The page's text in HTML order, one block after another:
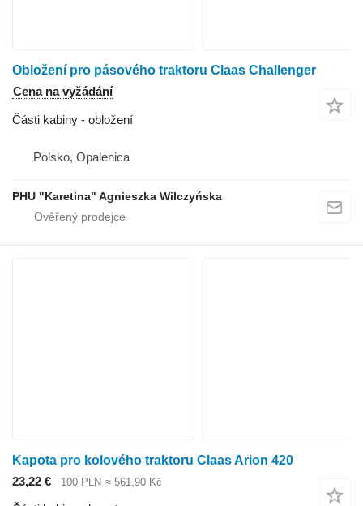
Obložení pro pásového traktoru Claas Challenger
Cena na vyžádání
Části kabiny - obložení
Polsko, Opalenica
PHU "Karetina" Agnieszka Wilczyńska
Kapota pro kolového traktoru Claas Arion 420
23,22 €
100 PLN ≈ 561,90 Kč